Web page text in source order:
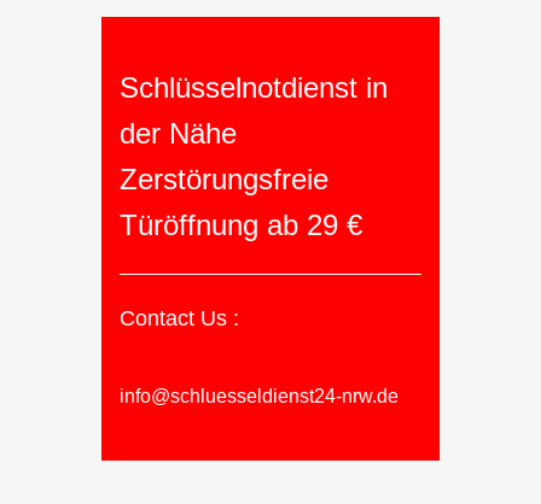
Schlüsselnotdienst in
der Nähe
Zerstörungsfreie
Türöffnung ab 29 €
Contact Us :
info@schluesseldienst24-nrw.de